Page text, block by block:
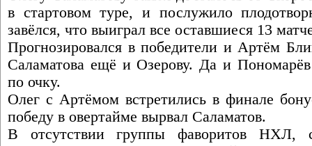
в стартовом туре, и послужило
завёлся, что выиграл все оставшиеся 13
Прогнозировался в победители и Артём
Саламатова ещё и Озерову. Да и
по очку.
Олег с Артёмом встретились в финале
победу в овертайме вырвал Саламатов.
В отсутствии группы фаворитов НХЛ,